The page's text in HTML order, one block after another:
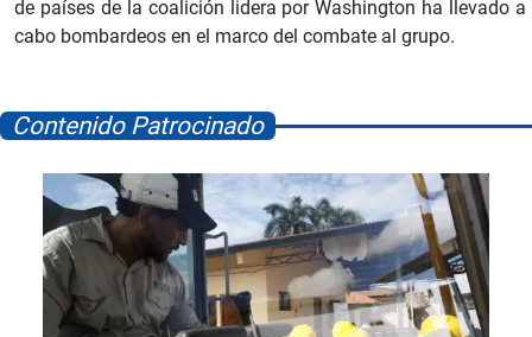
de países de la coalición lidera por Washington ha llevado a
cabo bombardeos en el marco del combate al grupo.
Contenido Patrocinado